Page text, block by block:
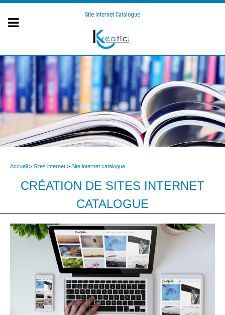
Site Internet Catalogue
Accueil > Sites internet > Site internet catalogue
CRÉATION DE SITES INTERNET
CATALOGUE